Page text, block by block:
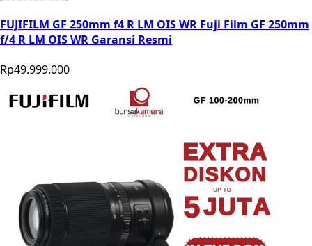
FUJIFILM GF 250mm f4 R LM OIS WR Fuji Film GF 250mm
f/4 R LM OIS WR Garansi Resmi
Rp49.999.000